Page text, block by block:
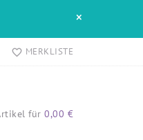
×
MERKLISTE
für 0,00 €